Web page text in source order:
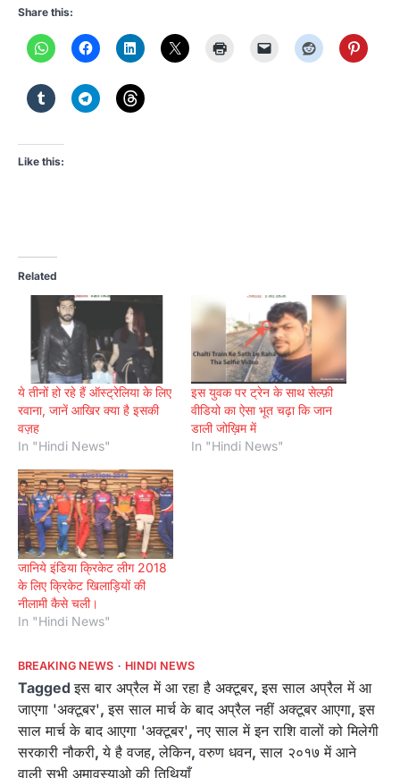
Share this:
Like this:
Related
ये तीनों हो रहे हैं ऑस्ट्रेलिया के लिए
रवाना, जानें आखिर क्या है इसकी
वज़ह
In "Hindi News"
इस युवक पर ट्रेन के साथ सेल्फ़ी
वीडियो का ऐसा भूत चढ़ा कि जान
डाली जोख़िम में
In "Hindi News"
जानिये इंडिया क्रिकेट लीग 2018
के लिए क्रिकेट खिलाड़ियों की
नीलामी कैसे चली।
In "Hindi News"
BREAKING NEWS HINDI NEWS
Taggedइस बार अप्रैल में आ रहा है अक्टूबर,इस साल अप्रैल में आ
जाएगा 'अक्टूबर',इस साल मार्च के बाद अप्रैल नहीं अक्टूबर आएगा,इस
साल मार्च के बाद आएगा 'अक्टूबर',नए साल में इन राशि वालों को मिलेगी
सरकारी नौकरी,ये है वजह,लेकिन,वरुण धवन,साल २०१७ में आने
वाली सभी अमावस्याओ की तिथियाँ